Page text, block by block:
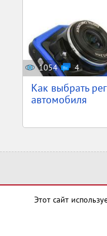
1054 4
Как выбрать
автомобиля
Этот сайт